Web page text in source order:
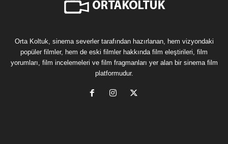
Orta Koltuk, sinema severler tarafından hazırlanan, hem vizyondaki
popüler filmler, hem de eski filmler hakkında film eleştirileri, film
yorumları, film incelemeleri ve film fragmanları yer alan bir sinema film
platformudur.